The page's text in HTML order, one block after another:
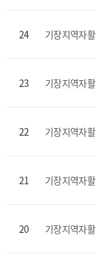
24 기장지역자
23 기장지역자
22 기장지역자
21 기장지역자
20 기장지역자